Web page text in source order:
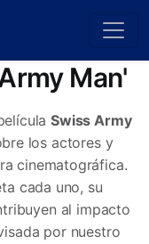
Man'
Swiss Army
los actores y
cinematográfica.
cada uno, su
al impacto
por nuestro